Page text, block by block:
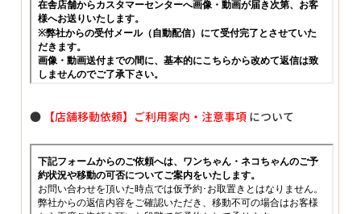
● 【店舗移動依頼】ご利用案内・注意事項 について